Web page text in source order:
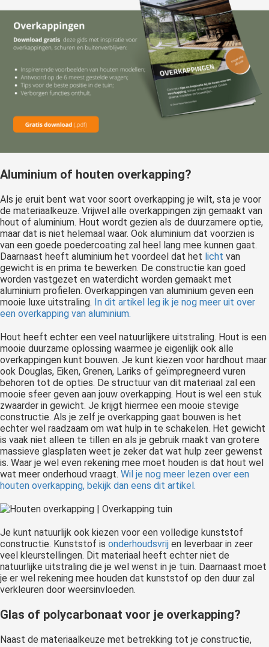
Aluminium of houten overkapping?
Als je eruit bent wat voor soort overkapping je wilt, sta je voor
de materiaalkeuze. Vrijwel alle overkappingen zijn gemaakt van
hout of aluminium. Hout wordt gezien als de duurzamere optie,
maar dat is niet helemaal waar. Ook aluminium dat voorzien is
van een goede poedercoating zal heel lang mee kunnen gaat.
Daarnaast heeft aluminium het voordeel dat het licht van
gewicht is en prima te bewerken. De constructie kan goed
worden vastgezet en waterdicht worden gemaakt met
aluminium profielen. Overkappingen van aluminium geven een
mooie luxe uitstraling. In dit artikel leg ik je nog meer uit over
een overkapping van aluminium.
Hout heeft echter een veel natuurlijkere uitstraling. Hout is een
mooie duurzame oplossing waarmee je eigenlijk ook alle
overkappingen kunt bouwen. Je kunt kiezen voor hardhout maar
ook Douglas, Eiken, Grenen, Lariks of geïmpregneerd vuren
behoren tot de opties. De structuur van dit materiaal zal een
mooie sfeer geven aan jouw overkapping. Hout is wel een stuk
zwaarder in gewicht. Je krijgt hiermee een mooie stevige
constructie. Als je zelf je overkapping gaat bouwen is het
echter wel raadzaam om wat hulp in te schakelen. Het gewicht
is vaak niet alleen te tillen en als je gebruik maakt van grotere
massieve glasplaten weet je zeker dat wat hulp zeer gewenst
is. Waar je wel even rekening mee moet houden is dat hout wel
wat meer onderhoud vraagt. Wil je nog meer lezen over een
houten overkapping, bekijk dan eens dit artikel.
Je kunt natuurlijk ook kiezen voor een volledige kunststof
constructie. Kunststof is onderhoudsvrij en leverbaar in zeer
veel kleurstellingen. Dit materiaal heeft echter niet de
natuurlijke uitstraling die je wel wenst in je tuin. Daarnaast moet
je er wel rekening mee houden dat kunststof op den duur zal
verkleuren door weersinvloeden.
Glas of polycarbonaat voor je overkapping?
Naast de materiaalkeuze met betrekking tot je constructie,